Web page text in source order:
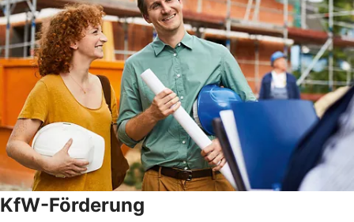
KfW-Förderung